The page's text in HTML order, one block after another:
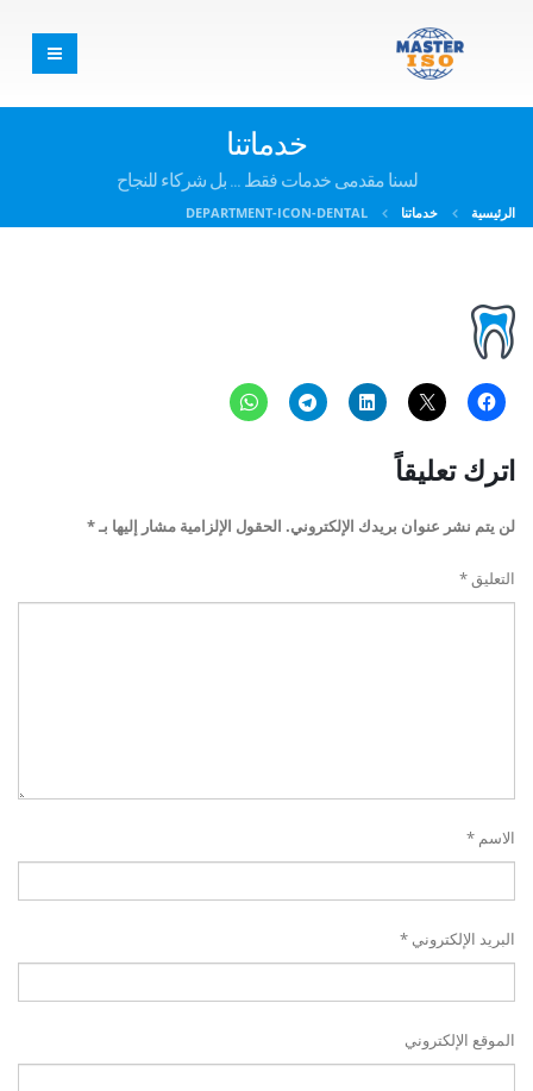
خدماتنا
لسنا مقدمى خدمات فقط ... بل شركاء للنجاح
الرئيسية خدماتنا DEPARTMENT-ICON-DENTAL
اترك تعليقاً
لن يتم نشر عنوان بريدك الإلكتروني. الحقول الإلزامية مشار إليها بـ*
التعليق*
الاسم *
البريد الإلكتروني *
الموقع الإلكتروني